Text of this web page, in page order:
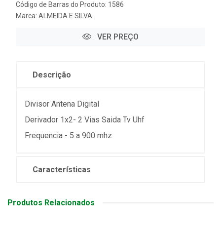
Código de Barras do Produto: 1586
Marca: ALMEIDA E SILVA
VER PREÇO
Descrição
Divisor Antena Digital
Derivador 1x2- 2 Vias Saida Tv Uhf
Frequencia - 5 a 900 mhz
Características
Produtos Relacionados